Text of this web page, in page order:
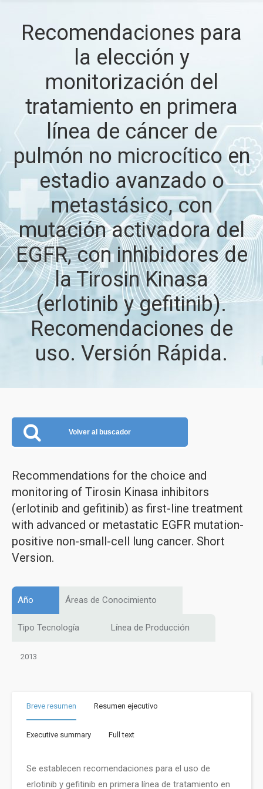
Recomendaciones para
la elección y
monitorización del
tratamiento en primera
línea de cáncer de
pulmón no microcítico en
estadio avanzado o
metastásico, con
mutación activadora del
EGFR, con inhibidores de
la Tirosin Kinasa
(erlotinib y gefitinib).
Recomendaciones de
uso. Versión Rápida.
Volver al buscador
Recommendations for the choice and
monitoring of Tirosin Kinasa inhibitors
(erlotinib and gefitinib) as first-line treatment
with advanced or metastatic EGFR mutation-
positive non-small-cell lung cancer. Short
Version.
Año Áreas de Conocimiento
Tipo Tecnología Línea de Producción
2013
Breve resumen Resumen ejecutivo
Executive summary Full text
Se establecen recomendaciones para el uso de
erlotinib y gefitinib en primera línea de tratamiento en